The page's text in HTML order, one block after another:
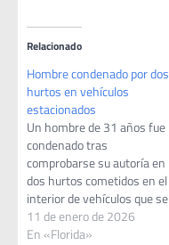
Relacionado
Hombre condenado por dos
hurtos en vehículos
estacionados
Un hombre de 31 años fue
condenado tras
comprobarse su autoría en
dos hurtos cometidos en el
interior de vehículos que se
encontraban estacionados
en la vía pública, en
11 de enero de 2026
En «Florida»